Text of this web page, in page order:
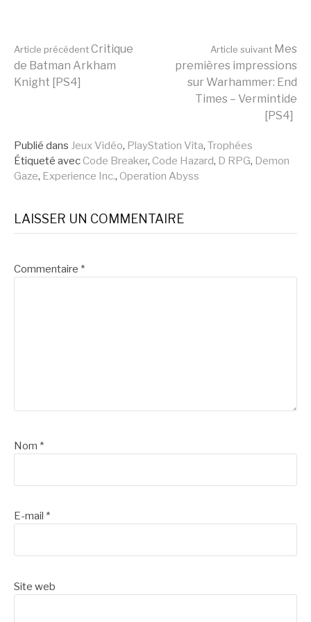
Lire
suite
Article précédentCritique
de Batman Arkham
Knight [PS4]
Article suivant Mes
premières impressions
sur Warhammer: End
Times – Vermintide
[PS4]
Publié dans Jeux Vidéo, PlayStation Vita, Trophées
Étiqueté avec Code Breaker, Code Hazard, D RPG, Demon
Gaze, Experience Inc., Operation Abyss
LAISSER UN COMMENTAIRE
Commentaire *
Nom *
E-mail *
Site web